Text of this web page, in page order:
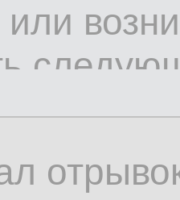
или